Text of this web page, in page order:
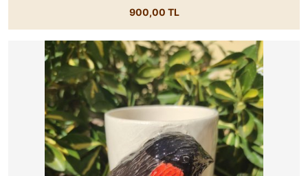
900,00 TL